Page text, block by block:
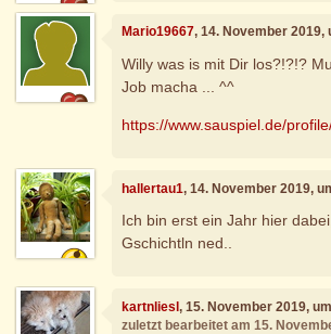
Mario19667, 14. November 2019,
Willy was is mit Dir los?!?!?
Job macha ... ^^
https://www.sauspiel.de/
hallertau1, 14. November 2019,
Ich bin erst ein Jahr hier
Gschichtln ned..
kartnliesl, 15. November 2019,
zuletzt bearbeitet am 15.